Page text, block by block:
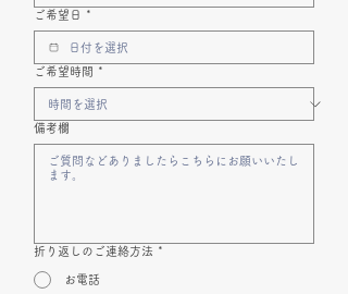
ご希望日 *
ご希望時間 *
備考欄
折り返しのご連絡方法 *
お電話